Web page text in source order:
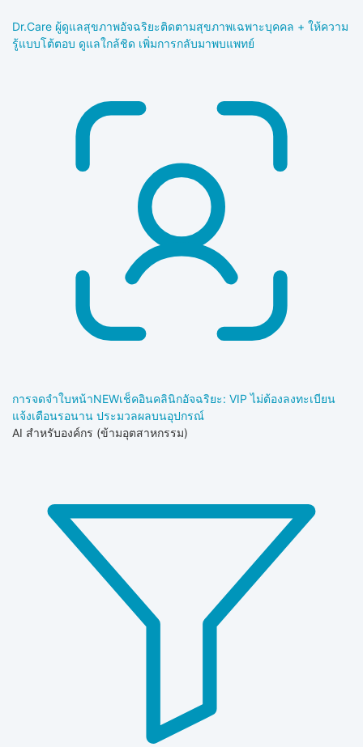
Dr.Care ผู้ดูแลสุขภาพอัจฉริยะติดตามสุขภาพเฉพาะบุคคล + ให้ความ
รู้แบบโต้ตอบ ดูแลใกล้ชิด เพิ่มการกลับมาพบแพทย์
การจดจำใบหน้าNEWเช็คอินคลินิกอัจฉริยะ: VIP ไม่ต้องลงทะเบียน
แจ้งเตือนรอนาน ประมวลผลบนอุปกรณ์
AI สำหรับองค์กร (ข้ามอุตสาหกรรม)